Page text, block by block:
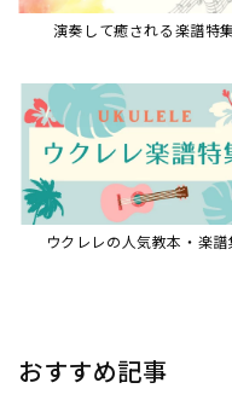
【第21回公開】なぜ人々は
必要とするのか？祭りの今を
める現地ルポ
「できた！」があふれる！『